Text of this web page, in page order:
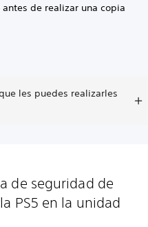
de realizar una copia
les puedes realizarles
de seguridad de
PS5 en la unidad